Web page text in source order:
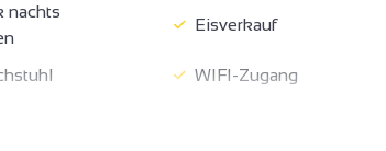
nachts
Eisverkauf
WIFI-Zugang